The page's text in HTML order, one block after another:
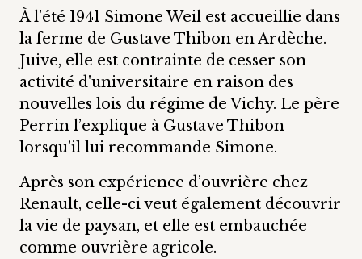
À l’été 1941 Simone Weil est accueillie dans
la ferme de Gustave Thibon en Ardèche.
Juive, elle est contrainte de cesser son
activité d'universitaire en raison des
nouvelles lois du régime de Vichy. Le père
Perrin l’explique à Gustave Thibon
lorsqu’il lui recommande Simone.
Après son expérience d’ouvrière chez
Renault, celle-ci veut également découvrir
la vie de paysan, et elle est embauchée
comme ouvrière agricole.